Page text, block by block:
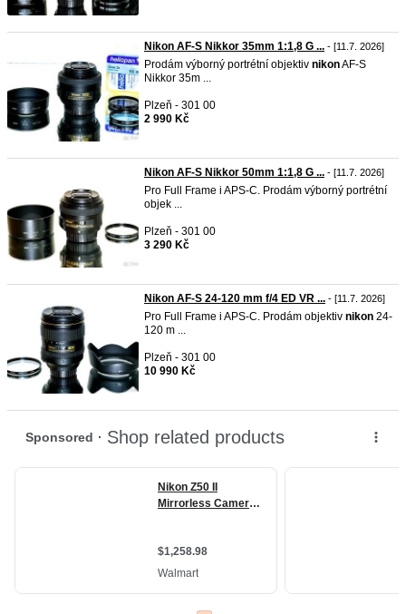
Nikon AF-S Nikkor 35mm 1:1,8 G ... - [11.7. 2026]
Prodám výborný portrétní objektiv nikonAF-S
Nikkor 35m ...
Plzeň - 301 00
2 990 Kč
Nikon AF-S Nikkor 50mm 1:1,8 G ... - [11.7. 2026]
Pro Full Frame i APS-C. Prodám výborný portrétní
objek ...
Plzeň - 301 00
3 290 Kč
Nikon AF-S 24-120 mm f/4 ED VR ... - [11.7. 2026]
Pro Full Frame i APS-C. Prodám objektiv nikon 24-
120 m ...
Plzeň - 301 00
10 990 Kč